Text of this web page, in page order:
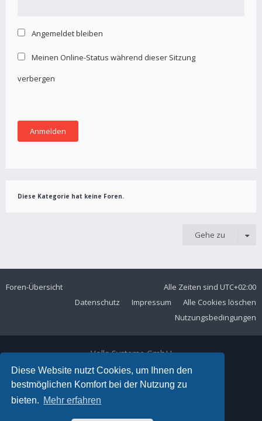
Diese Website nutzt Cookies, um Ihnen den
bestmöglichen Komfort bei der Nutzung zu
bieten. Mehr erfahren
Angemeldet bleiben
Meinen Online-Status während dieser Sitzung
verbergen
Diese Kategorie hat keine Foren.
Gehe zu
Foren-Übersicht Alle Zeiten sind UTC+02:00
Alle Cookies löschen
Impressum
Datenschutz
Nutzungsbedingungen
Volla Systeme GmbH
Kölner Straße 102
42897 Remscheid
Telefon:+49 2191 59897 61
E-Mail: